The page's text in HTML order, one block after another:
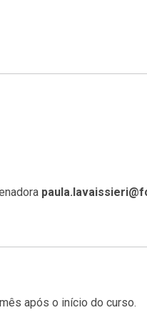
após o início do curso.